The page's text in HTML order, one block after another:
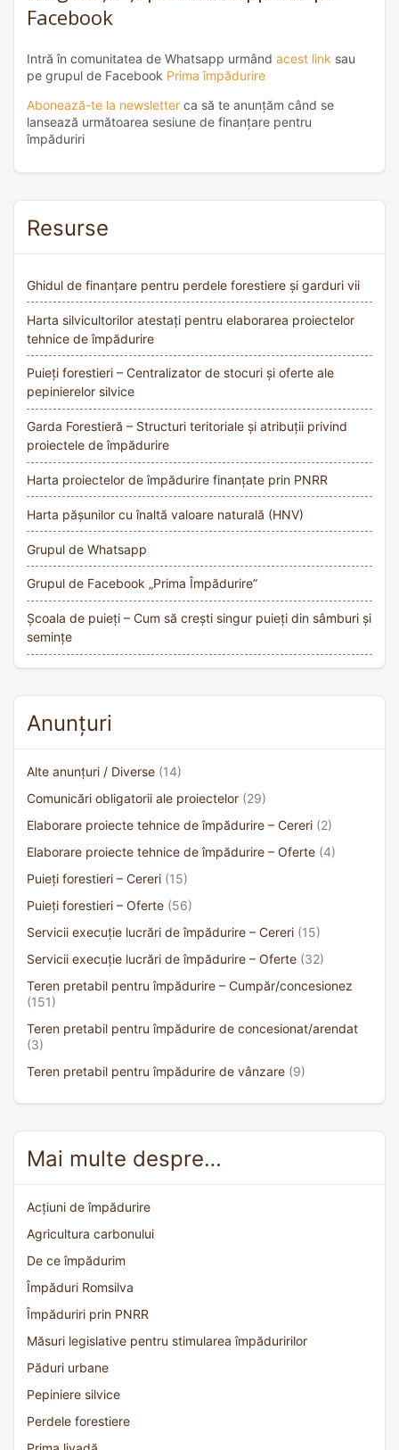
Facebook
Intră în comunitatea de Whatsapp urmând acest link sau
pe grupul de Facebook Prima împădurire
Abonează-te la newsletter ca să te anunțăm când se
lansează următoarea sesiune de finanțare pentru
împăduriri
Resurse
Ghidul de finanțare pentru perdele forestiere și garduri vii
Harta silvicultorilor atestați pentru elaborarea proiectelor
tehnice de împădurire
Puieți forestieri – Centralizator de stocuri și oferte ale
pepinierelor silvice
Garda Forestieră – Structuri teritoriale și atribuții privind
proiectele de împădurire
Harta proiectelor de împădurire finanțate prin PNRR
Harta pășunilor cu înaltă valoare naturală (HNV)
Grupul de Whatsapp
Grupul de Facebook „Prima Împădurire”
Școala de puieți – Cum să crești singur puieți din sâmburi și
semințe
Anunțuri
Alte anunțuri / Diverse (14)
Comunicări obligatorii ale proiectelor (29)
Elaborare proiecte tehnice de împădurire – Cereri (2)
Elaborare proiecte tehnice de împădurire – Oferte (4)
Puieți forestieri – Cereri (15)
Puieți forestieri – Oferte (56)
Servicii execuție lucrări de împădurire – Cereri (15)
Servicii execuție lucrări de împădurire – Oferte (32)
Teren pretabil pentru împădurire – Cumpăr/concesionez
(151)
Teren pretabil pentru împădurire de concesionat/arendat
(3)
Teren pretabil pentru împădurire de vânzare (9)
Mai multe despre…
Acțiuni de împădurire
Agricultura carbonului
De ce împădurim
Împăduri Romsilva
Împăduriri prin PNRR
Măsuri legislative pentru stimularea împăduririlor
Păduri urbane
Pepiniere silvice
Perdele forestiere